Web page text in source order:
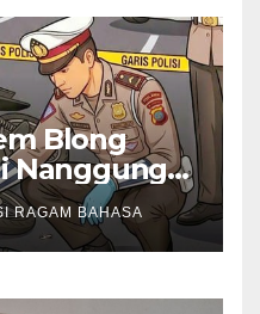
Blong
Nanggung
Tewas
RAGAM BAHASA